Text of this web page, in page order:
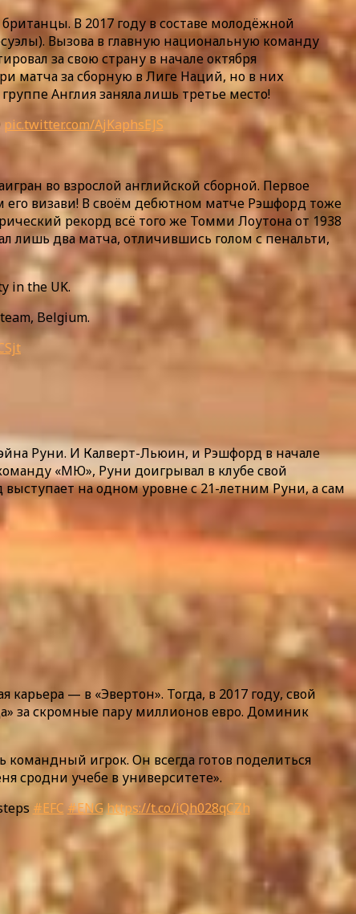
В 2017 году в составе молодёжной
Вызова в главную национальную команду
за свою страну в начале октября
матча за сборную в Лиге Наций, но в них
Англия заняла лишь третье место!
pic.twitter.com/AjKaphsEJS
во взрослой английской сборной. Первое
визави! В своём дебютном матче Рэшфорд тоже
рекорд всё того же Томми Лоутона от 1938
лишь два матча, отличившись голом с пенальти,
in the UK.
Belgium.
Руни. И Калверт-Льюин, и Рэшфорд в начале
«МЮ», Руни доигрывал в клубе свой
на одном уровне с 21-летним Руни, а сам
— в «Эвертон». Тогда, в 2017 году, свой
за скромные пару миллионов евро. Доминик
игрок. Он всегда готов поделиться
сродни учебе в университете».
#EFC #ENGhttps://t.co/iQh028qCZh